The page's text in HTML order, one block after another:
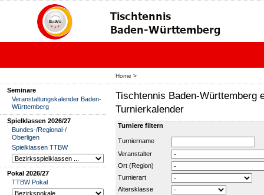
Home >
Seminare
Veranstaltungskalender Baden-
Württemberg
Spielklassen 2026/27
Bundes-/Regional-/
Oberligen
Spielklassen TTBW
Pokal 2026/27
TTBW Pokal
Tischtennis Baden-Württemberg
Turnierkalender
Turniere filtern
Turniername
Veranstalter
Ort (Region)
Turnierart
Altersklasse